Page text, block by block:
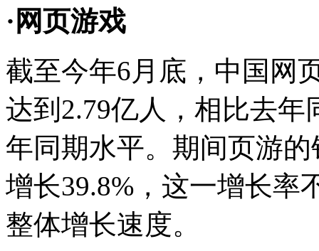
·网页游戏
截至今年6月底，中国网
达到2.79亿人，相比去年
年同期水平。期间页游
增长39.8%，这一增长率
整体增长速度。